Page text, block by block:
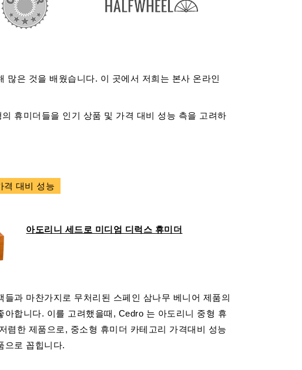
많은 것을 배웠습니다. 이 곳에서 저희는 본사 온라인
휴미더들을 인기 상품 및 가격 대비 성능 측을 고려하
격 대비 성능
아도리니 세드로 미디엄 디럭스 휴미더
들과 마찬가지로 무처리된 스페인 삼나무 베니어 제품의
아합니다. 이를 고려했을때, Cedro 는 아도리니 중형 휴
렴한 제품으로, 중소형 휴미더 카테고리 가격대비 성능
으로 꼽힙니다.